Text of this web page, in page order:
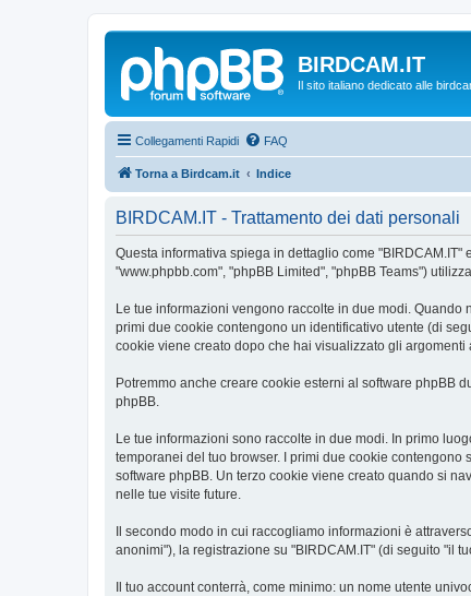
BIRDCAM.IT
Il sito italiano dedicato alle
Collegamenti Rapidi FAQ
Torna a Birdcam.it Indice
BIRDCAM.IT - Trattamento dei dati personali
Questa informativa spiega in dettaglio come "BIRDCAM.IT"
"www.phpbb.com", "phpBB Limited", "phpBB Teams")
Le tue informazioni vengono raccolte in due modi. Quando
primi due cookie contengono un identificativo utente (di
cookie viene creato dopo che hai visualizzato gli
Potremmo anche creare cookie esterni al software phpBB
phpBB.
Le tue informazioni sono raccolte in due modi. In primo
temporanei del tuo browser. I primi due cookie contengono
software phpBB. Un terzo cookie viene creato quando si
nelle tue visite future.
Il secondo modo in cui raccogliamo informazioni è
anonimi"), la registrazione su "BIRDCAM.IT" (di seguito "il
Il tuo account conterrà, come minimo: un nome utente